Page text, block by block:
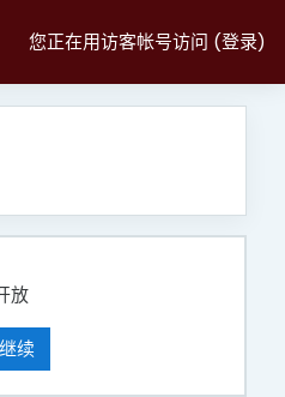
您正在用访客帐号访问 (登录)
放
继续